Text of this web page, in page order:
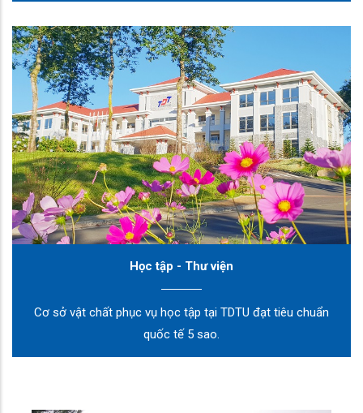
Học tập - Thư viện
Cơ sở vật chất phục vụ học tập tại TDTU đạt tiêu chuẩn
quốc tế 5 sao.